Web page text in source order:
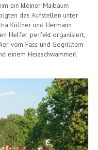
ein kleiner Maibaum
das Aufstellen unter
Köllner und Hermann
Helfer perfekt organisiert,
vom Fass und Gegrilltem
einem Heizschwammerl